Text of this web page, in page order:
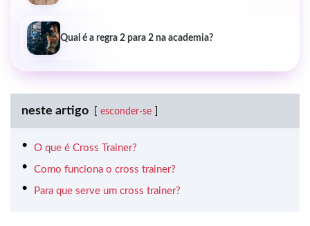
Qual é a regra 2 para 2 na academia?
neste artigo esconder-se
O que é Cross Trainer?
Como funciona o cross trainer?
Para que serve um cross trainer?